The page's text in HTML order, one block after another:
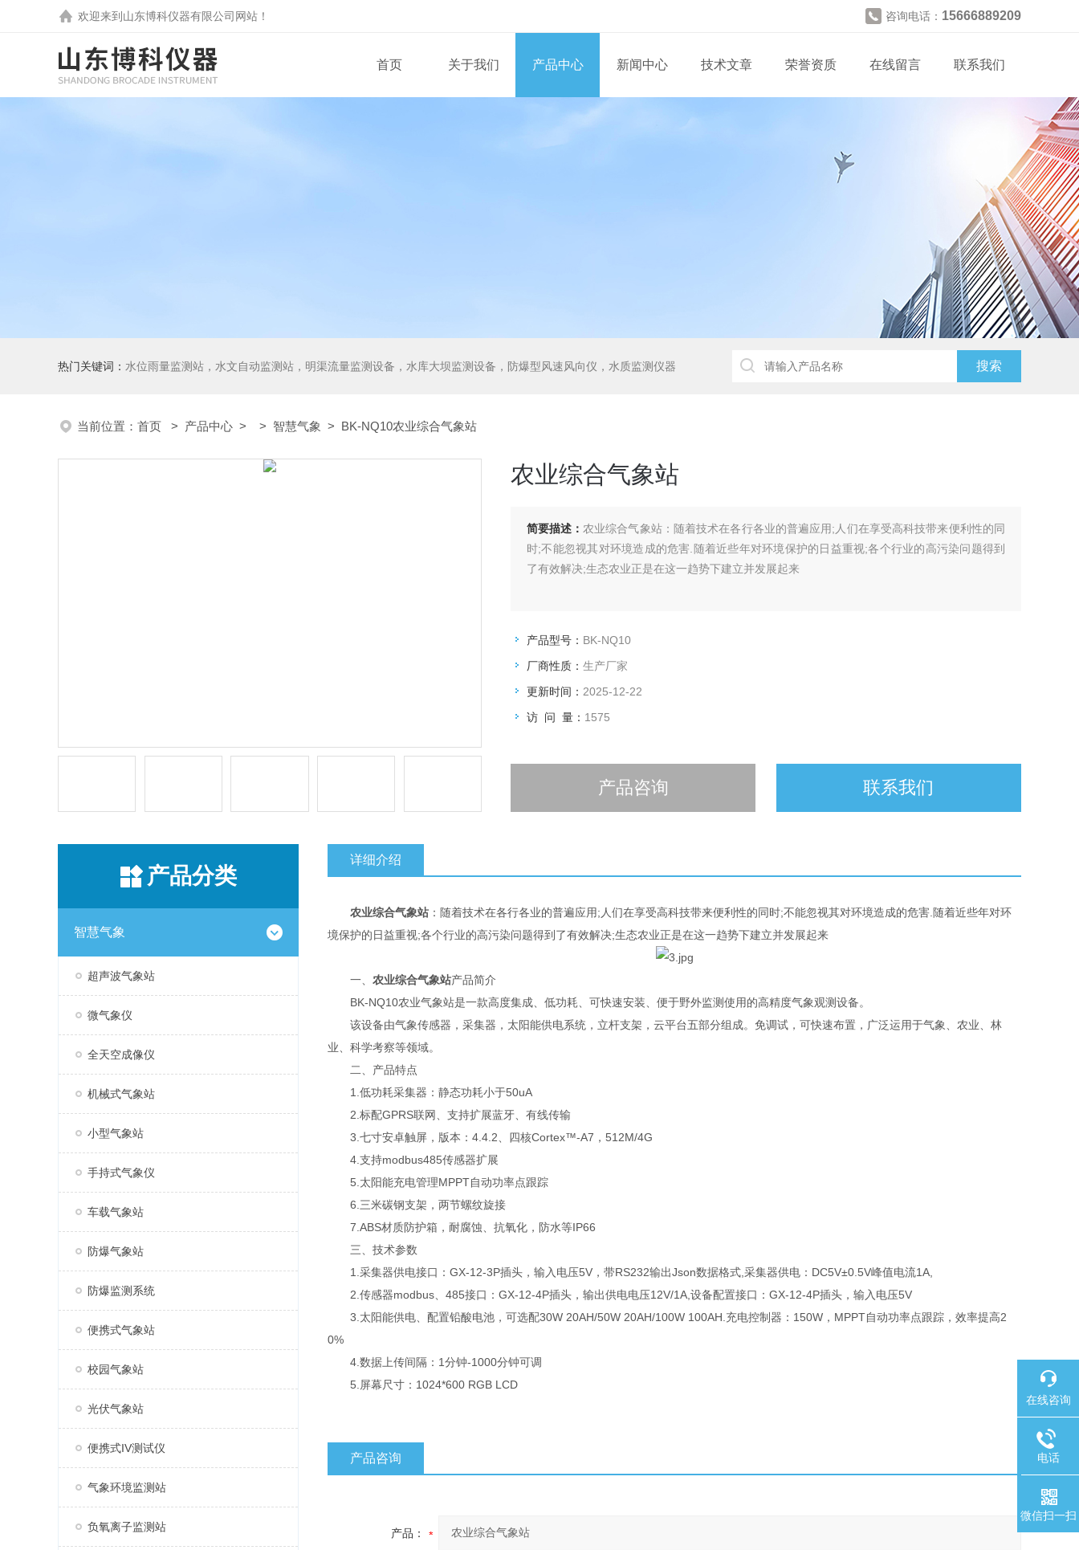
欢迎来到 山东博科仪器有限公司 网站！ 咨询电话： 15666889209
首页 关于我们 产品中心 新闻中心 技术文章 荣誉资质 在线留言 联系我们
热门关键词： 水位雨量监测站，水文自动监测站，明渠流量监测设备，水库大坝监测设备，防爆型风速风向仪，水质监测仪器
当前位置： 首页 > 产品中心 > > 智慧气象 > BK-NQ10农业综合气象站
农业综合气象站
简要描述： 农业综合气象站：随着技术在各行各业的普遍应用;人们在享受高科技带来便利性的同
时;不能忽视其对环境造成的危害.随着近些年对环境保护的日益重视;各个行业的高污染问题得到
了有效解决;生态农业正是在这一趋势下建立并发展起来
产品型号： BK-NQ10
厂商性质： 生产厂家
更新时间： 2025-12-22
访 问 量： 1575
产品咨询 联系我们
产品分类
智慧气象
超声波气象站
微气象仪
全天空成像仪
机械式气象站
小型气象站
手持式气象仪
车载气象站
防爆气象站
防爆监测系统
便携式气象站
校园气象站
光伏气象站
便携式IV测试仪
气象环境监测站
负氧离子监测站
详细介绍
农业综合气象站 ：随着技术在各行各业的普遍应用;人们在享受高科技带来便利性的同时;不能忽视其对环境造成的危害.随着近些年对环
境保护的日益重视;各个行业的高污染问题得到了有效解决;生态农业正是在这一趋势下建立并发展起来
一、 农业综合气象站产品简介
BK-NQ10农业气象站是一款高度集成、低功耗、可快速安装、便于野外监测使用的高精度气象观测设备。
该设备由气象传感器，采集器，太阳能供电系统，立杆支架，云平台五部分组成。免调试，可快速布置，广泛运用于气象、农业、林
业、科学考察等领域。
二、产品特点
1.低功耗采集器：静态功耗小于50uA
2.标配GPRS联网、支持扩展蓝牙、有线传输
3.七寸安卓触屏，版本：4.4.2、四核Cortex™-A7，512M/4G
4.支持modbus485传感器扩展
5.太阳能充电管理MPPT自动功率点跟踪
6.三米碳钢支架，两节螺纹旋接
7.ABS材质防护箱，耐腐蚀、抗氧化，防水等IP66
三、技术参数
1.采集器供电接口：GX-12-3P插头，输入电压5V，带RS232输出Json数据格式,采集器供电：DC5V±0.5V峰值电流1A,
2.传感器modbus、485接口：GX-12-4P插头，输出供电电压12V/1A,设备配置接口：GX-12-4P插头，输入电压5V
3.太阳能供电、配置铅酸电池，可选配30W 20AH/50W 20AH/100W 100AH.充电控制器：150W，MPPT自动功率点跟踪，效率提高2
0%
4.数据上传间隔：1分钟-1000分钟可调
5.屏幕尺寸：1024*600 RGB LCD
产品咨询
产品：
在线咨询
电话
微信扫一扫